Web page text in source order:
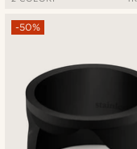
-50%